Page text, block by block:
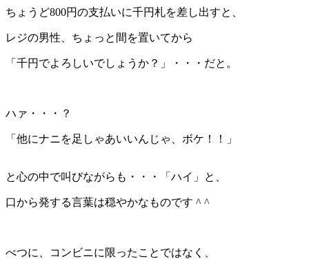
ちょうど800円の支払いに千円札を差し出すと、
レジの男性、ちょっと間を置いてから
「千円でよろしいでしょうか？」・・・だと。
ハァ・・・？
「他にナニを足しゃあいいんじゃ、ボケ！！」
と心の中で叫びながらも・・・「ハイ」と、
口から発する言葉は穏やかなものです ^ ^
べつに、コンビニに限ったことではなく、